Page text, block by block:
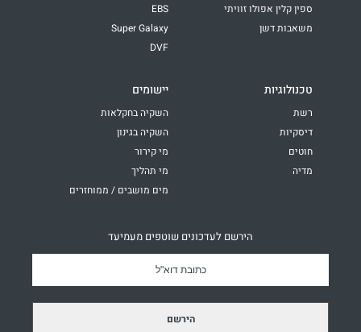
ספין קלין אפולו זוויתי
משאבות דשן
EBS
Super Galaxy
DVF
טכנולוגיות
רשת
דיסקיות
חוטים
מדיה
יישומים
השקיה בחקלאות
השקיה בגינון
מי קירור
מי תהליך
מים מושבים / ממוחזרים
הירשם לעדכונים שוטפים מעמיעד